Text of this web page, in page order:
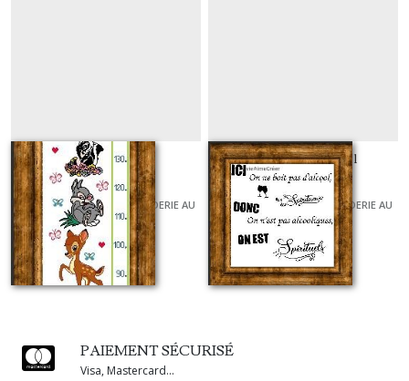
Toise bambi
GRILLES ET KITS POUR BRODERIE AU
POINT DE CROIX
À partir de 14€
Spiritueux Spirituel
GRILLES ET KITS POUR BRODERIE AU
POINT DE CROIX
À partir de 6€
PAIEMENT SÉCURISÉ
Visa, Mastercard...